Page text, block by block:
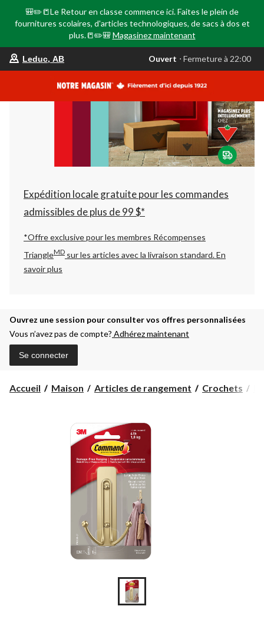
🎒✏️📒Le Retour en classe commence ici. Faites le plein de
fournitures scolaires, d'articles technologiques, de sacs à dos et
plus.📒✏️🎒 Magasinez maintenant
votre
est
AB,
Ouvert,
Fermeture
à
22:00
changer
Leduc, AB Ouvert ⋅ Fermeture à 22:00
Expédition locale gratuite pour les commandes
admissibles de plus de 99 $*
*Offre exclusive pour les membres Récompenses
TriangleMD sur les articles avec la livraison standard.En
savoir plus
Ouvrez une session pour consulter vos offres personnalisées
Vous n’avez pas de compte? Adhérez maintenant
Se connecter
Accueil Maison Articles de rangement Crochets